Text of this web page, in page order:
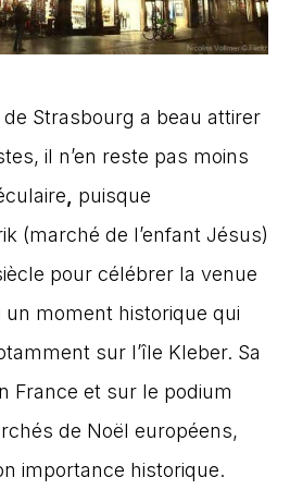
Strasbourg a beau attirer
il n’en reste pas moins
puisque
(marché de l’enfant Jésus)
pour célébrer la venue
moment historique qui
sur l’île Kleber. Sa
France et sur le podium
de Noël européens,
importance historique.